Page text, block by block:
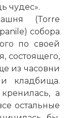
чудес».
(Torre
собора
по своей
состоящего,
из часовни
кладбища.
а
остальные